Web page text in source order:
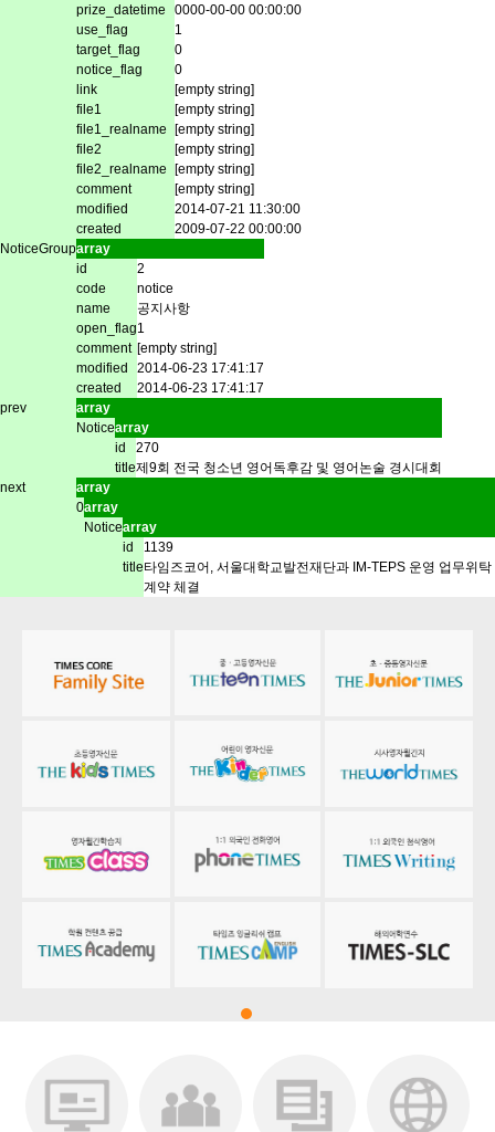
prize_datetime
0000-00-00 00:00:00
use_flag
1
target_flag
0
notice_flag
0
link
[empty string]
file1
[empty string]
file1_realname [empty string]
file2
[empty string]
file2_realname [empty string]
comment
[empty string]
modified
2014-07-21 11:30:00
created
2009-07-22 00:00:00
NoticeGrouparray
id
2
code
notice
name
공지사항
open_flag1
comment [empty string]
modified
2014-06-23 17:41:17
created
2014-06-23 17:41:17
prev
array
Noticearray
id
270
title제9회 전국 청소년 영어독후감 및 영어논술 경시대회
next
array
0array
Noticearray
id
1139
title타임즈코어, 서울대학교발전재단과 IM-TEPS 운영 업무위탁
계약 체결